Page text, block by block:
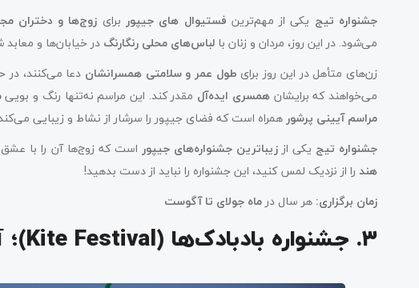
جشنواره تیج یکی از مهم‌ترین فستیوال های جیپوربرای زوج‌ها و دختران
می‌شود. در این روز، مردان و زنان با لباس‌های محلی رنگارنگ در خیابان‌ها و
زن‌های متأهل در این روز برای طول عمر و سلامتی همسرانشان دعا می‌کنند، در
می‌خواهند که برایشانهمسری ایده‌آل مقدر کند. این مراسم نه‌تنها رنگ و بویی
مراسم آیینی پرشورهمراه است که فضای جیپور را سرشار از نشاط و زیبایی
جشنواره تیج یکی اززیباترین جشنواره‌های جیپور است که زوج‌ها آن را با
هند را از نزدیک لمس کنید، این جشنواره را نباید از دست بدهید!
زمان برگزاری: هر سال درماه جولای تا آگوست
۳. جشنواره بادبادک‌ها (Kite Festival)؛ آسمان رنگارنگ جیپور